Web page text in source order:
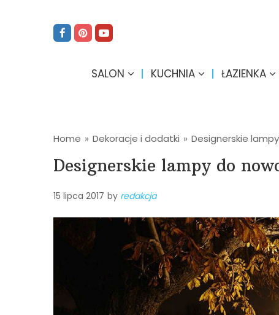
SALON KUCHNIA ŁAZIENKA
Home » Dekoracje i dodatki » Designerskie
Designerskie lampy do
15 lipca 2017 by redakcja